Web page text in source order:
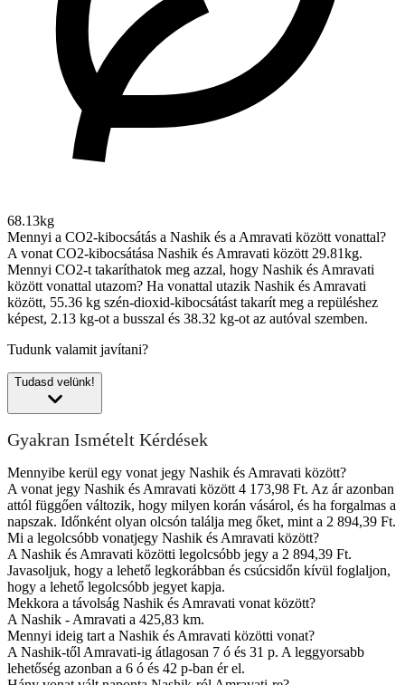
68.13kg
Mennyi a CO2-kibocsátás a Nashik és a Amravati között vonattal?
A vonat CO2-kibocsátása Nashik és Amravati között 29.81kg.
Mennyi CO2-t takaríthatok meg azzal, hogy Nashik és Amravati
között vonattal utazom? Ha vonattal utazik Nashik és Amravati
között, 55.36 kg szén-dioxid-kibocsátást takarít meg a repüléshez
képest, 2.13 kg-ot a busszal és 38.32 kg-ot az autóval szemben.
Tudunk valamit javítani?
Tudasd velünk!
Gyakran Ismételt Kérdések
Mennyibe kerül egy vonat jegy Nashik és Amravati között?
A vonat jegy Nashik és Amravati között 4 173,98 Ft. Az ár azonban
attól függően változik, hogy milyen korán vásárol, és ha forgalmas a
napszak. Időnként olyan olcsón találja meg őket, mint a 2 894,39 Ft.
Mi a legolcsóbb vonatjegy Nashik és Amravati között?
A Nashik és Amravati közötti legolcsóbb jegy a 2 894,39 Ft.
Javasoljuk, hogy a lehető legkorábban és csúcsidőn kívül foglaljon,
hogy a lehető legolcsóbb jegyet kapja.
Mekkora a távolság Nashik és Amravati vonat között?
A Nashik - Amravati a 425,83 km.
Mennyi ideig tart a Nashik és Amravati közötti vonat?
A Nashik-től Amravati-ig átlagosan 7 ó és 31 p. A leggyorsabb
lehetőség azonban a 6 ó és 42 p-ban ér el.